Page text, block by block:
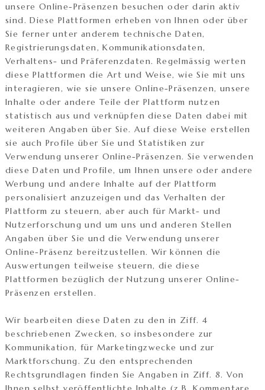
unsere Online-Präsenzen besuchen oder darin aktiv
sind. Diese Plattformen erheben von Ihnen oder über
Sie ferner unter anderem technische Daten,
Registrierungsdaten, Kommunikationsdaten,
Verhaltens- und Präferenzdaten. Regelmässig werten
diese Plattformen die Art und Weise, wie Sie mit uns
interagieren, wie sie unsere Online-Präsenzen, unsere
Inhalte oder andere Teile der Plattform nutzen
statistisch aus und verknüpfen diese Daten dabei mit
weiteren Angaben über Sie. Auf diese Weise erstellen
sie auch Profile über Sie und Statistiken zur
Verwendung unserer Online-Präsenzen. Sie verwenden
diese Daten und Profile, um Ihnen unsere oder andere
Werbung und andere Inhalte auf der Plattform
personalisiert anzuzeigen und das Verhalten der
Plattform zu steuern, aber auch für Markt- und
Nutzerforschung und um uns und anderen Stellen
Angaben über Sie und die Verwendung unserer
Online-Präsenz bereitzustellen. Wir können die
Auswertungen teilweise steuern, die diese
Plattformen bezüglich der Nutzung unserer Online-
Präsenzen erstellen.
Wir bearbeiten diese Daten zu den in Ziff. 4
beschriebenen Zwecken, so insbesondere zur
Kommunikation, für Marketingzwecke und zur
Marktforschung. Zu den entsprechenden
Rechtsgrundlagen finden Sie Angaben in Ziff. 8. Von